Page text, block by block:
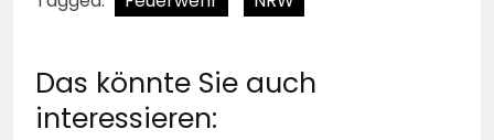
Das könnte Sie auch
interessieren: